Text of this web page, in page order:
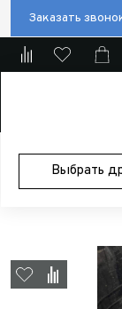
Заказать
Выбрать
Главная Магазин
бампера/пороги/
300 (плоская